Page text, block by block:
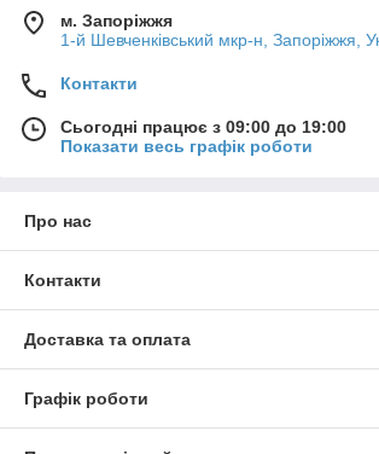
м. Запоріжжя
1-й Шевченківський мкр-н, Запоріжжя,
Контакти
Сьогодні працює з 09:00 до 19:00
Показати весь графік роботи
Про нас
Контакти
Доставка та оплата
Графік роботи